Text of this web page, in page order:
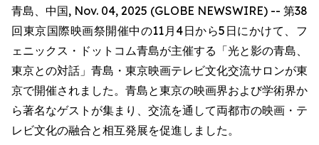
青島、中国, Nov. 04, 2025 (GLOBE NEWSWIRE) -- 第38
回東京国際映画祭開催中の11月4日から5日にかけて、フ
ェニックス・ドットコム青島が主催する「光と影の青島、
東京との対話」青島・東京映画テレビ文化交流サロンが東
京で開催されました。青島と東京の映画界および学術界か
ら著名なゲストが集まり、交流を通して両都市の映画・テ
レビ文化の融合と相互発展を促進しました。